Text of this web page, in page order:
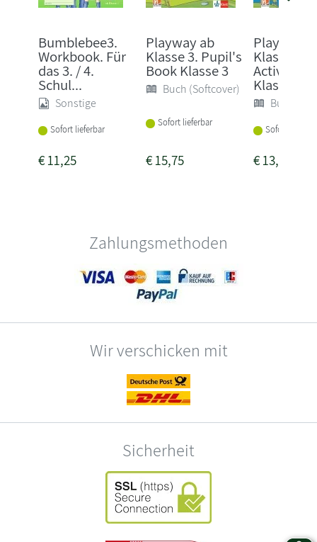
Bumblebee3.
Workbook. Für
das 3. / 4.
Schul...
Sonstige
Sofort lieferbar
€11,25
Playway ab
Klasse 3. Pupil's
Book Klasse 3
Buch (Softcover)
Sofort lieferbar
€15,75
Playway
Klasse 3.
Activity
Klasse 3
Buch
Sofort
€13,95
Zahlungsmethoden
Wir verschicken mit
Sicherheit